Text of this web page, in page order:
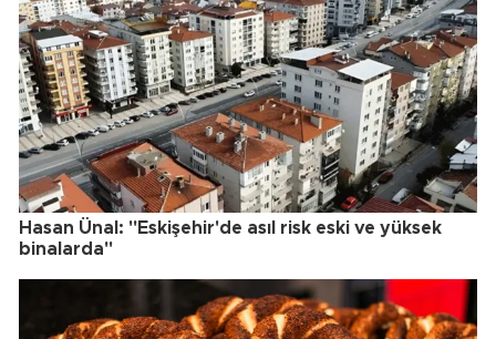
Hasan Ünal: "Eskişehir'de asıl risk eski ve yüksek
binalarda"